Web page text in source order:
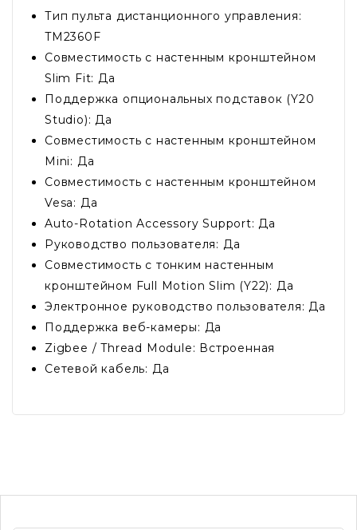
Тип пульта дистанционного управления:
TM2360F
Совместимость с настенным кронштейном
Slim Fit: Да
Поддержка опциональных подставок (Y20
Studio): Да
Совместимость с настенным кронштейном
Mini: Да
Совместимость с настенным кронштейном
Vesa: Да
Auto-Rotation Accessory Support: Да
Руководство пользователя: Да
Совместимость с тонким настенным
кронштейном Full Motion Slim (Y22): Да
Электронное руководство пользователя: Да
Поддержка веб-камеры: Да
Zigbee / Thread Module: Встроенная
Сетевой кабель: Да